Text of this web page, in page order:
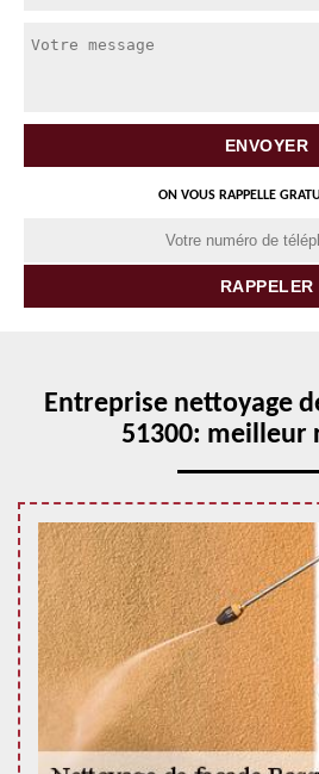
ON VOUS RAPPELLE
Entreprise nettoyage
51300: meilleur